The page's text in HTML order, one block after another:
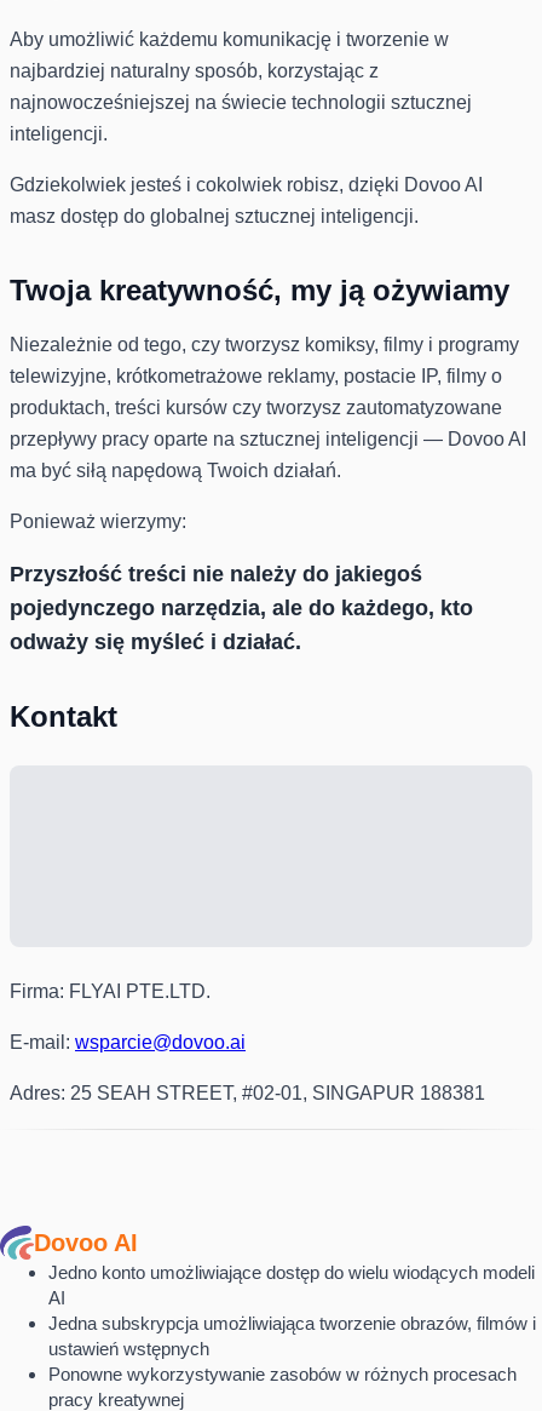
Aby umożliwić każdemu komunikację i tworzenie w
najbardziej naturalny sposób, korzystając z
najnowocześniejszej na świecie technologii sztucznej
inteligencji.
Gdziekolwiek jesteś i cokolwiek robisz, dzięki Dovoo AI
masz dostęp do globalnej sztucznej inteligencji.
Twoja kreatywność, my ją ożywiamy
Niezależnie od tego, czy tworzysz komiksy, filmy i programy
telewizyjne, krótkometrażowe reklamy, postacie IP, filmy o
produktach, treści kursów czy tworzysz zautomatyzowane
przepływy pracy oparte na sztucznej inteligencji — Dovoo AI
ma być siłą napędową Twoich działań.
Ponieważ wierzymy:
Przyszłość treści nie należy do jakiegoś
pojedynczego narzędzia, ale do każdego, kto
odważy się myśleć i działać.
Kontakt
Firma: FLYAI PTE.LTD.
E-mail: wsparcie@dovoo.ai
Adres: 25 SEAH STREET, #02-01, SINGAPUR 188381
Dovoo AI
Jedno konto umożliwiające dostęp do wielu wiodących modeli
AI
Jedna subskrypcja umożliwiająca tworzenie obrazów, filmów i
ustawień wstępnych
Ponowne wykorzystywanie zasobów w różnych procesach
pracy kreatywnej